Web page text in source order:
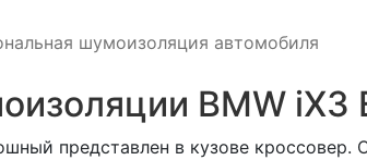
шумоизоляция автомобиля
BMW iX3
представлен в кузове кроссовер.